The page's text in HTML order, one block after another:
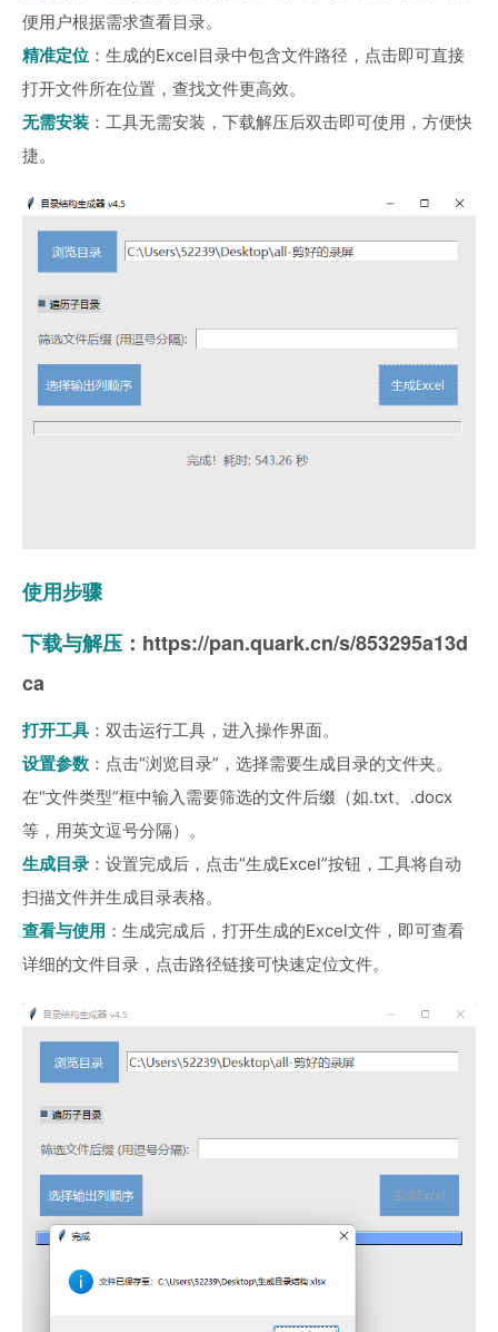
便用户根据需求查看目录。
精准定位 ：生成的Excel目录中包含文件路径，点击即可直接
打开文件所在位置，查找文件更高效。
无需安装 ：工具无需安装，下载解压后双击即可使用，方便快
捷。
使用步骤
下载与解压 ： https://pan.quark.cn/s/853295a13d
ca
打开工具 ：双击运行工具，进入操作界面。
设置参数 ：点击“浏览目录”，选择需要生成目录的文件夹。
在“文件类型”框中输入需要筛选的文件后缀（如.txt、.docx
等，用英文逗号分隔）。
生成目录 ：设置完成后，点击“生成Excel”按钮，工具将自动
扫描文件并生成目录表格。
查看与使用 ：生成完成后，打开生成的Excel文件，即可查看
详细的文件目录，点击路径链接可快速定位文件。